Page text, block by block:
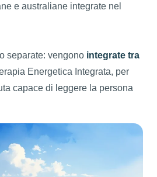
e australiane integrate nel
separate: vengono integrate tra
Energetica Integrata, per
capace di leggere la persona